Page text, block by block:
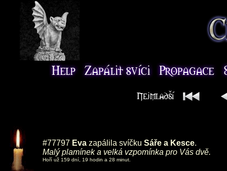
#77797 Eva zapálila svíčku Sáře a Kesce.
Malý plamínek a velká vzpomínka pro Vás dvě.
Hoří už 159 dní, 19 hodin a 28 minut.